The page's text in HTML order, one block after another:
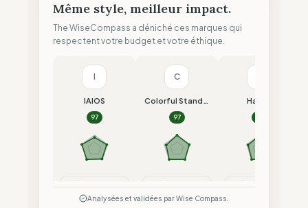
Même style, meilleur impact.
The WiseCompass a déniché ces marques qui
respectent votre budget et votre éthique.
I
IAIOS
97
C
Colorful Standard
97
Hacoy
Analysées et validées par Wise Compass.